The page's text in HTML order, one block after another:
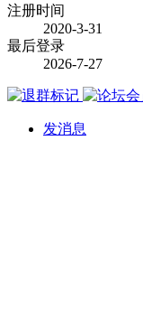
注册时间
2020-3-31
最后登录
2026-7-27
发消息